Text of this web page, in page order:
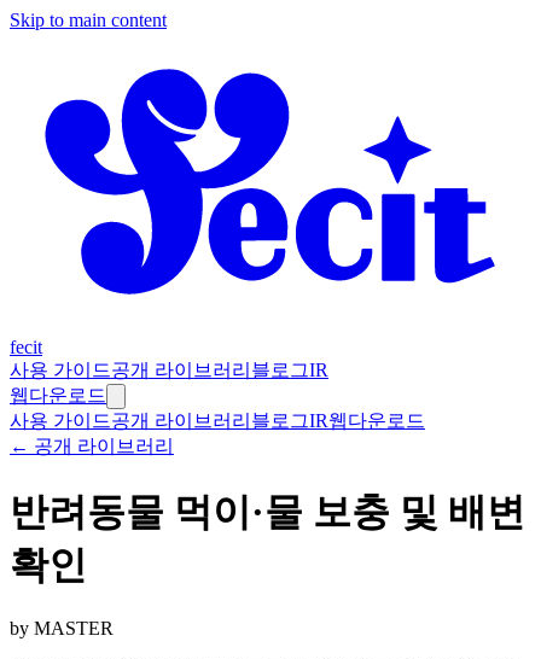
Skip to main content
fecit
사용 가이드공개 라이브러리 블로그IR
웹다운로드
사용 가이드공개 라이브러리 블로그IR웹다운로드
← 공개 라이브러리
반려동물 먹이·물 보충 및 배변
확인
by MASTER